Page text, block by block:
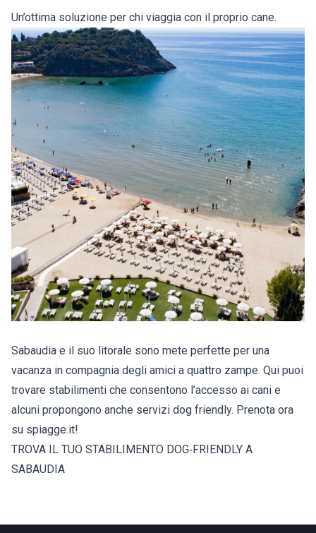
Un’ottima soluzione per chi viaggia con il proprio cane.
Sabaudia e il suo litorale sono mete perfette per una
vacanza in compagnia degli amici a quattro zampe. Qui puoi
trovare stabilimenti che consentono l’accesso ai cani e
alcuni propongono anche servizi dog friendly. Prenota ora
su spiagge.it!
TROVA IL TUO STABILIMENTO DOG‑FRIENDLY A
SABAUDIA